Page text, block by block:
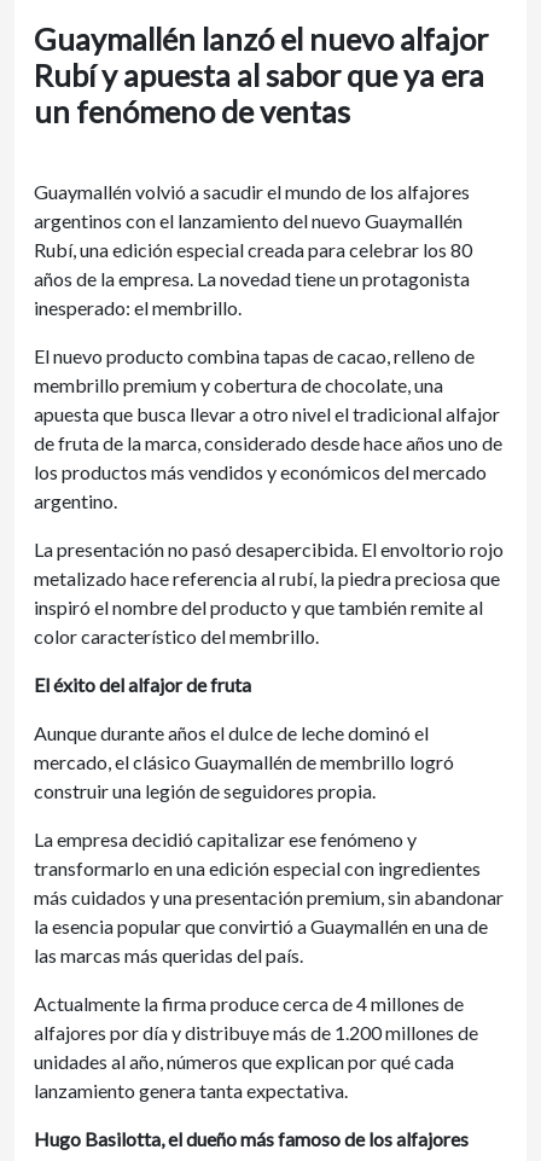
Guaymallén lanzó el nuevo alfajor
Rubí y apuesta al sabor que ya era
un fenómeno de ventas
Guaymallén volvió a sacudir el mundo de los alfajores
argentinos con el lanzamiento del nuevo Guaymallén
Rubí, una edición especial creada para celebrar los 80
años de la empresa. La novedad tiene un protagonista
inesperado: el membrillo.
El nuevo producto combina tapas de cacao, relleno de
membrillo premium y cobertura de chocolate, una
apuesta que busca llevar a otro nivel el tradicional alfajor
de fruta de la marca, considerado desde hace años uno de
los productos más vendidos y económicos del mercado
argentino.
La presentación no pasó desapercibida. El envoltorio rojo
metalizado hace referencia al rubí, la piedra preciosa que
inspiró el nombre del producto y que también remite al
color característico del membrillo.
El éxito del alfajor de fruta
Aunque durante años el dulce de leche dominó el
mercado, el clásico Guaymallén de membrillo logró
construir una legión de seguidores propia.
La empresa decidió capitalizar ese fenómeno y
transformarlo en una edición especial con ingredientes
más cuidados y una presentación premium, sin abandonar
la esencia popular que convirtió a Guaymallén en una de
las marcas más queridas del país.
Actualmente la firma produce cerca de 4 millones de
alfajores por día y distribuye más de 1.200 millones de
unidades al año, números que explican por qué cada
lanzamiento genera tanta expectativa.
Hugo Basilotta, el dueño más famoso de los alfajores